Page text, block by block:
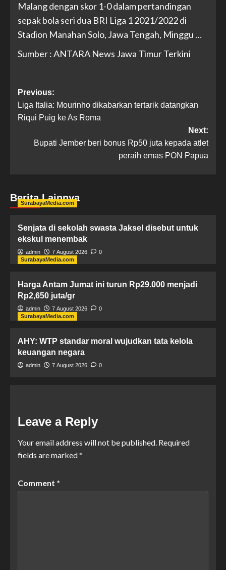
Malang dengan skor 1-0 dalam pertandingan
sepak bola seri dua BRI Liga 1 2021/2022 di
Stadion Manahan Solo, Jawa Tengah, Minggu …
Sumber : ANTARA News Jawa Timur Terkini
Previous:
Liga Italia: Mourinho dikabarkan tertarik datangkan
Riqui Puig ke As Roma
Next:
Bupati Jember beri bonus Rp50 juta kepada atlet
peraih emas PON Papua
Berita Lainnya
SurabayaMedia.com
Senjata di sekolah swasta Jaksel disebut untuk
ekskul menembak
admin 7 August 2026
0
SurabayaMedia.com
Harga Antam Jumat ini turun Rp29.000 menjadi
Rp2,650 juta/gr
admin 7 August 2026
0
SurabayaMedia.com
AHY: WTP standar moral wujudkan tata kelola
keuangan negara
admin 7 August 2026 0
Leave a Reply
Your email address will not be published. Required
fields are marked*
Comment *